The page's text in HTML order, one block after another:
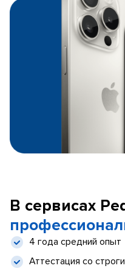
В сервисах
4 года средний опыт
Аттестация со